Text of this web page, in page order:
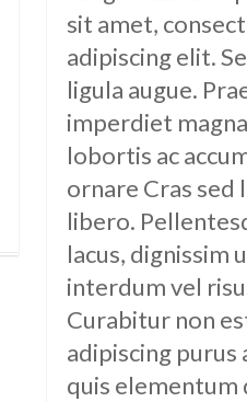
sit amet,
adipiscing elit.
ligula augue.
imperdiet
lobortis ac
ornare Cras sed
libero.
lacus, dignissim
interdum vel
Curabitur non
adipiscing purus
quis elementum